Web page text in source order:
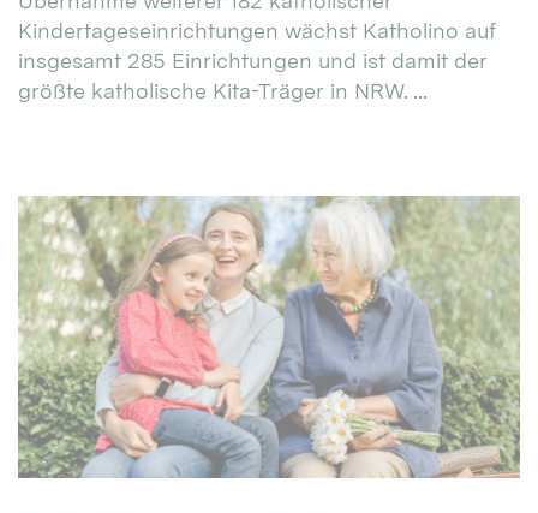
Kindertageseinrichtungen wächst Katholino auf
insgesamt 285 Einrichtungen und ist damit der
größte katholische Kita-Träger in NRW. ...